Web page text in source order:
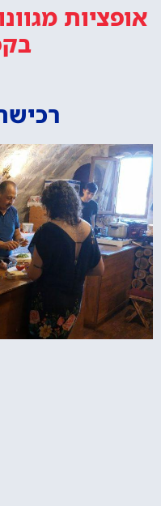
אופציות